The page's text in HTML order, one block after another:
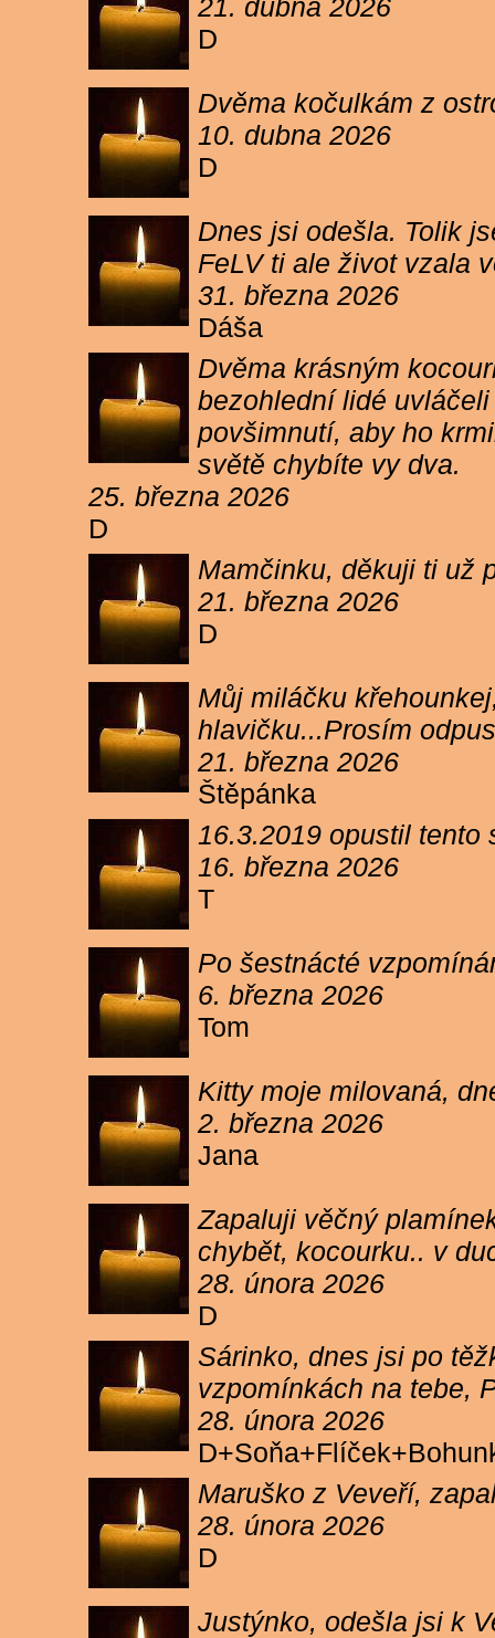
21. dubna 2026
D
Dvěma kočulkám z
10. dubna 2026
D
Dnes jsi odešla. Tolik
FeLV ti ale život vzala
31. března 2026
Dáša
Dvěma krásným
bezohlední lidé
povšimnutí, aby ho
světě chybíte vy dva.
25. března 2026
D
Mamčinku, děkuji ti už
21. března 2026
D
Můj miláčku
hlavičku...Prosím
21. března 2026
Štěpánka
16.3.2019 opustil
16. března 2026
T
Po šestnácté
6. března 2026
Tom
Kitty moje milovaná,
2. března 2026
Jana
Zapaluji věčný
chybět, kocourku.. v
28. února 2026
D
Sárinko, dnes jsi po
vzpomínkách na tebe,
28. února 2026
Maruško z Veveří,
28. února 2026
D
Justýnko, odešla jsi k